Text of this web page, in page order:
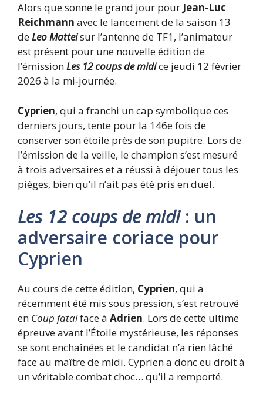
Alors que sonne le grand jour pour Jean‑Luc
Reichmann avec le lancement de la saison 13
deLeo Matteisur l’antenne de TF1, l’animateur
est présent pour une nouvelle édition de
l’émissionLes 12 coups de midice jeudi 12 février
2026 à la mi‑journée.
Cyprien, qui a franchi un cap symbolique ces
derniers jours, tente pour la 146e fois de
conserver son étoile près de son pupitre. Lors de
l’émission de la veille, le champion s’est mesuré
à trois adversaires et a réussi à déjouer tous les
pièges, bien qu’il n’ait pas été pris en duel.
Les 12 coups de midi: un
adversaire coriace pour
Cyprien
Au cours de cette édition, Cyprien, qui a
récemment été mis sous pression, s’est retrouvé
en Coup fatalface à Adrien. Lors de cette ultime
épreuve avant l’Étoile mystérieuse, les réponses
se sont enchaînées et le candidat n’a rien lâché
face au maître de midi. Cyprien a donc eu droit à
un véritable combat choc… qu’il a remporté.